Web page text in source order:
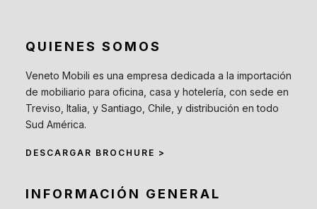
QUIENES SOMOS
Veneto Mobili es una empresa dedicada a la importación
de mobiliario para oficina, casa y hotelería, con sede en
Treviso, Italia, y Santiago, Chile, y distribución en todo
Sud América.
DESCARGAR BROCHURE >
INFORMACIÓN GENERAL